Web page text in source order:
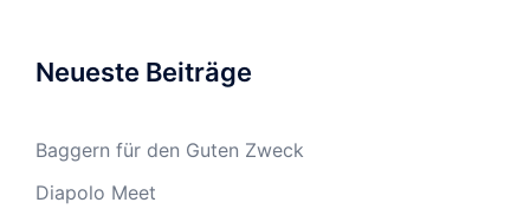
Neueste Beiträge
Baggern für den Guten Zweck
Diapolo Meet